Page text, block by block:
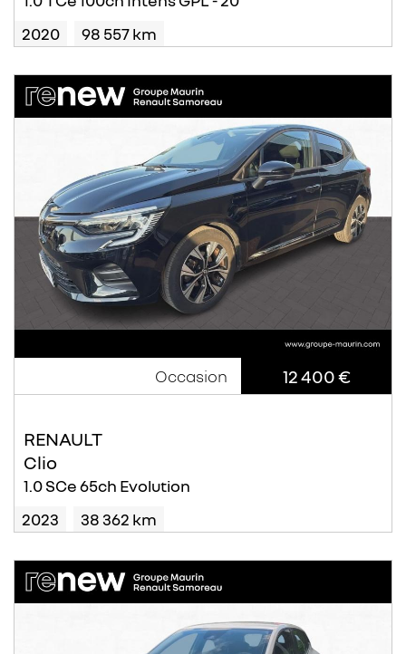
2020
98 557 km
Occasion 12 400 €
RENAULT
Clio
1.0 SCe 65ch Evolution
2023
38 362 km